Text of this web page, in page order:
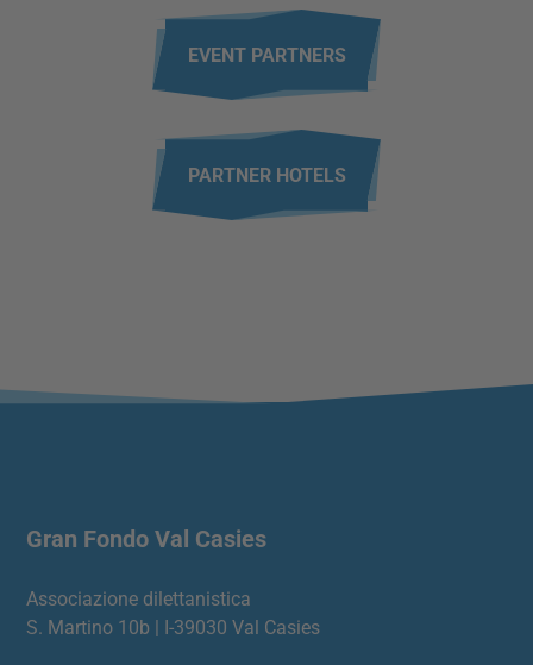
EVENT PARTNERS
PARTNER HOTELS
Gran Fondo Val Casies
Associazione dilettanistica
S. Martino 10b | I-39030 Val Casies